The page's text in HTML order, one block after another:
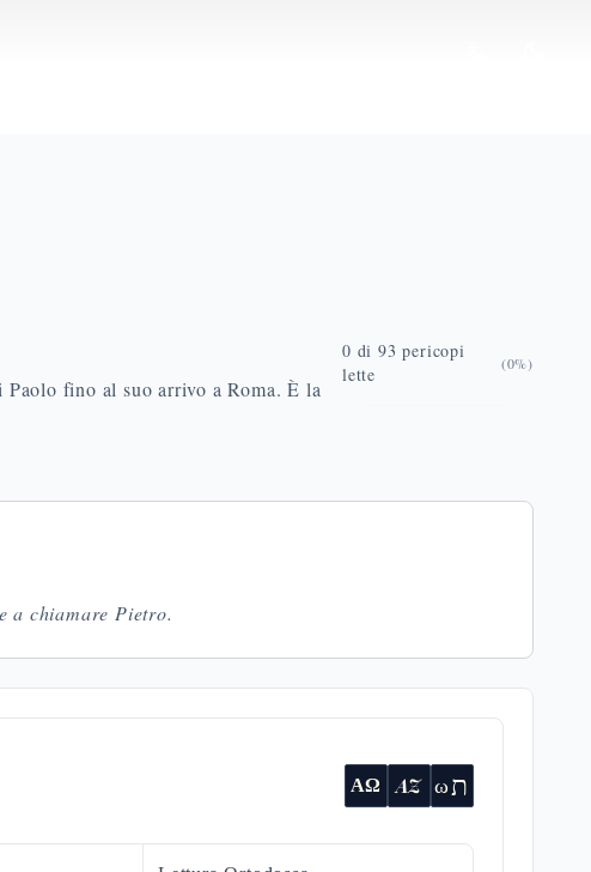
fino al suo arrivo a Roma. È la
0 di 93 pericopi
lette
(0%)
a chiamare Pietro.
ΑΩ AZ ωת